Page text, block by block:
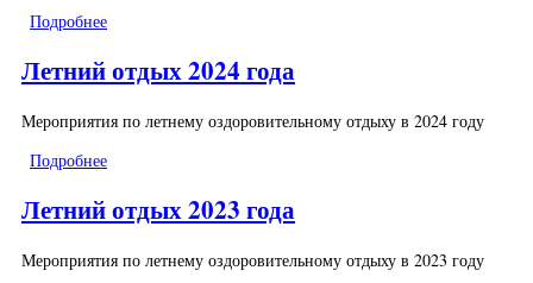
Подробнее
Летний отдых 2024 года
Мероприятия по летнему оздоровительному отдыху в 2024 году
Подробнее
Летний отдых 2023 года
Мероприятия по летнему оздоровительному отдыху в 2023 году